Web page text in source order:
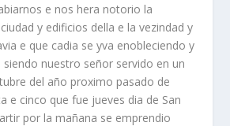
e nos hera notorio la
y edificios della e la vezindad y
e que cadia se yva enobleciendo y
nuestro señor servido en un
del año proximo pasado de
e cinco que fue jueves dia de San
por la mañana se emprendio